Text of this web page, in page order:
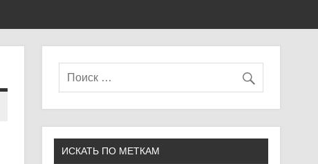
ИСКАТЬ ПО МЕТКАМ